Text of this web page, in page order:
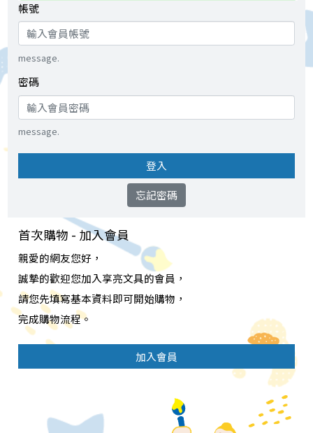
帳號
message.
密碼
message.
登入
忘記密碼
首次購物 - 加入會員
親愛的網友您好，
誠摯的歡迎您加入享亮文具的會員，
請您先填寫基本資料即可開始購物，
完成購物流程。
加入會員